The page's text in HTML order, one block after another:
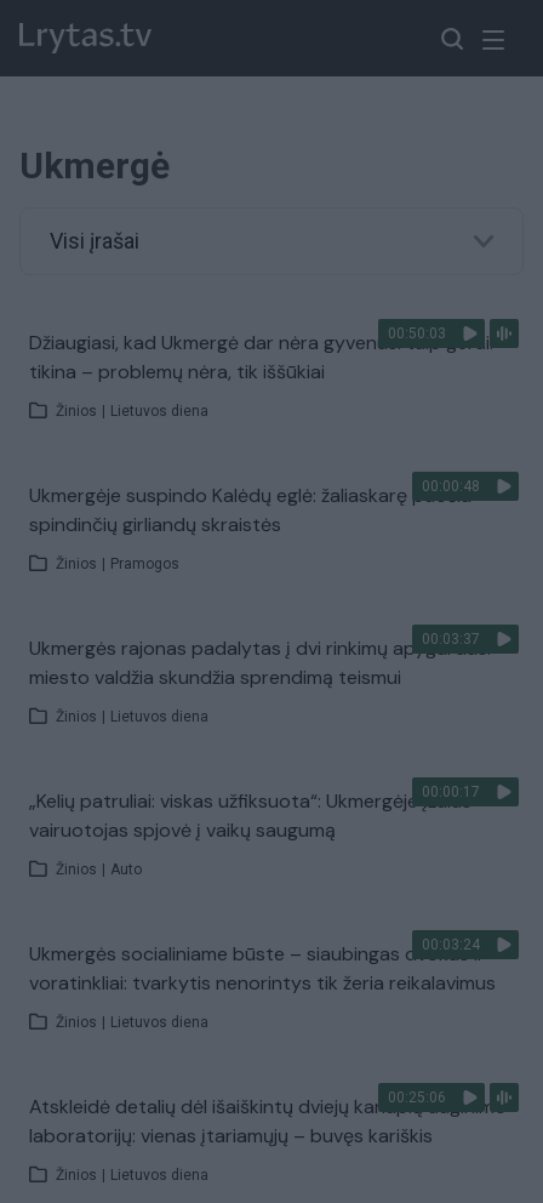
Ukmergė
Visi įrašai
00:50:03
Džiaugiasi, kad Ukmergė dar nėra gyvenusi taip gerai:
tikina – problemų nėra, tik iššūkiai
Žinios Lietuvos diena
00:00:48
Ukmergėje suspindo Kalėdų eglė: žaliaskarę puošia
spindinčių girliandų skraistės
Žinios Pramogos
00:03:37
Ukmergės rajonas padalytas į dvi rinkimų apygardas:
miesto valdžia skundžia sprendimą teismui
Žinios Lietuvos diena
00:00:17
„Kelių patruliai: viskas užfiksuota“: Ukmergėje įžūlus
vairuotojas spjovė į vaikų saugumą
Žinios Auto
00:03:24
Ukmergės socialiniame būste – siaubingas dvokas ir
voratinkliai: tvarkytis nenorintys tik žeria reikalavimus
Žinios Lietuvos diena
00:25:06
Atskleidė detalių dėl išaiškintų dviejų kanapių auginimo
laboratorijų: vienas įtariamųjų – buvęs kariškis
Žinios Lietuvos diena